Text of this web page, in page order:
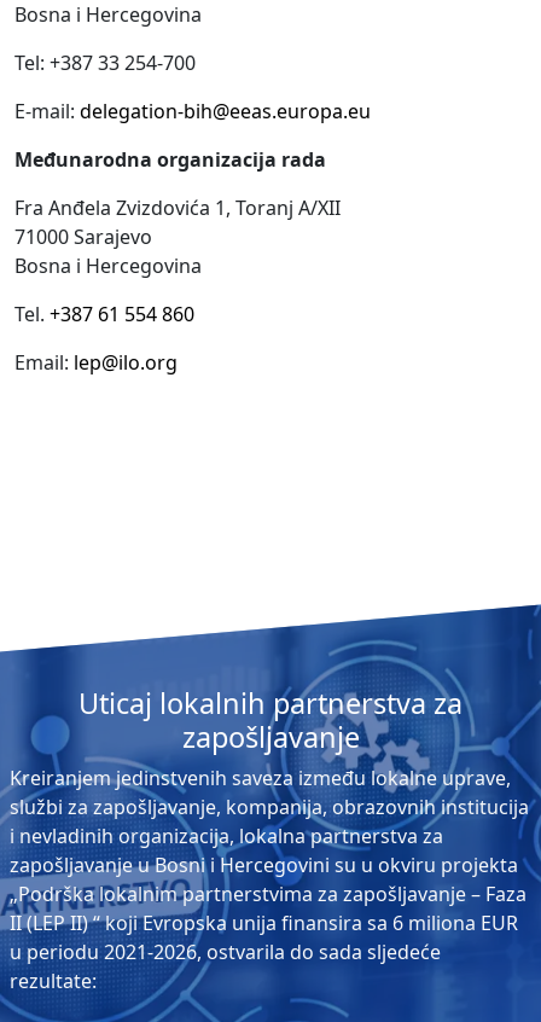
Bosna i Hercegovina
Tel: +387 33 254-700
E-mail: delegation-bih@eeas.europa.eu
Međunarodna organizacija rada
Fra Anđela Zvizdovića 1, Toranj A/XII
71000 Sarajevo
Bosna i Hercegovina
Tel. +387 61 554 860
Email: lep@ilo.org
Uticaj lokalnih partnerstva za
zapošljavanje
Kreiranjem jedinstvenih saveza između lokalne uprave,
službi za zapošljavanje, kompanija, obrazovnih institucija
i nevladinih organizacija, lokalna partnerstva za
zapošljavanje u Bosni i Hercegovini su u okviru projekta
„Podrška lokalnim partnerstvima za zapošljavanje – Faza
II (LEP II) “ koji Evropska unija finansira sa 6 miliona EUR
u periodu 2021-2026, ostvarila do sada sljedeće
rezultate: